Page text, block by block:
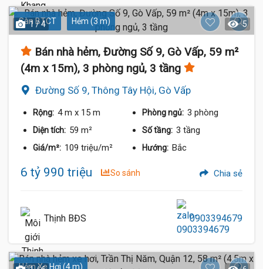
Sàn BTCT Hẻm (3 m)
1 / 4 5
Bán nhà hẻm, Đường Số 9, Gò Vấp, 59 m²
(4m x 15m), 3 phòng ngủ, 3 tầng
Đường Số 9, Thông Tây Hội, Gò Vấp
Rộng: 4 m x 15 m Phòng ngủ: 3 phòng
Diện tích: 59 m² Số tầng: 3 tầng
Giá/m²: 109 triệu/m² Hướng: Bắc
6 tỷ 990 triệu So sánh Chia sẻ
Thịnh BĐS 0903394679
Hẻm Xe Hơi (4 m)